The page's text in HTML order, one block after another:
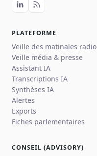
PLATEFORME
Veille des matinales radio
Veille média & presse
Assistant IA
Transcriptions IA
Synthèses IA
Alertes
Exports
Fiches parlementaires
CONSEIL (ADVISORY)